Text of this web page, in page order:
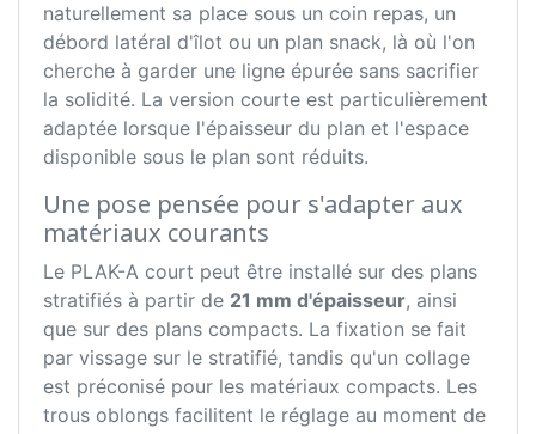
naturellement sa place sous un coin repas, un
débord latéral d'îlot ou un plan snack, là où l'on
cherche à garder une ligne épurée sans sacrifier
la solidité. La version courte est particulièrement
adaptée lorsque l'épaisseur du plan et l'espace
disponible sous le plan sont réduits.
Une pose pensée pour s'adapter aux
matériaux courants
Le PLAK-A court peut être installé sur des plans
stratifiés à partir de 21 mm d'épaisseur, ainsi
que sur des plans compacts. La fixation se fait
par vissage sur le stratifié, tandis qu'un collage
est préconisé pour les matériaux compacts. Les
trous oblongs facilitent le réglage au moment de